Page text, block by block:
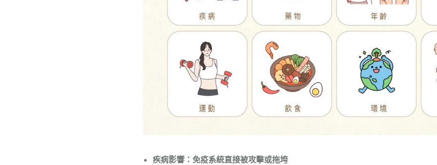
疾病影響：免疫系統直接被攻擊或拖垮